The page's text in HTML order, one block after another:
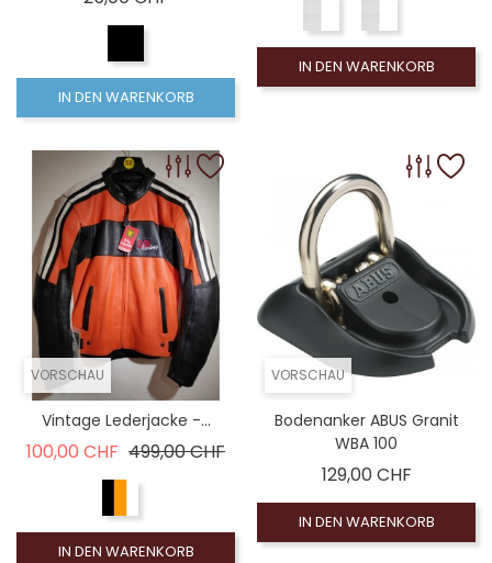
IN DEN WARENKORB
IN DEN WARENKORB
VORSCHAU
Vintage Lederjacke -...
100,00 CHF Verkaufspreis
499,00 CHFPreis
IN DEN WARENKORB
VORSCHAU
Bodenanker ABUS Granit
WBA 100
129,00 CHFPreis
IN DEN WARENKORB